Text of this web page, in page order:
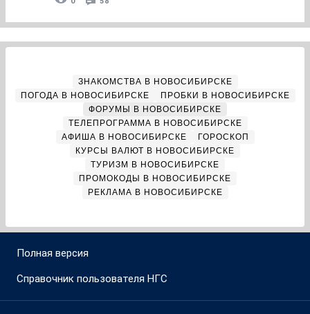
ЗНАКОМСТВА В НОВОСИБИРСКЕ
ПОГОДА В НОВОСИБИРСКЕ
ПРОБКИ В НОВОСИБИРСКЕ
ФОРУМЫ В НОВОСИБИРСКЕ
ТЕЛЕПРОГРАММА В НОВОСИБИРСКЕ
АФИША В НОВОСИБИРСКЕ
ГОРОСКОП
КУРСЫ ВАЛЮТ В НОВОСИБИРСКЕ
ТУРИЗМ В НОВОСИБИРСКЕ
ПРОМОКОДЫ В НОВОСИБИРСКЕ
РЕКЛАМА В НОВОСИБИРСКЕ
Полная версия
Справочник пользователя НГС